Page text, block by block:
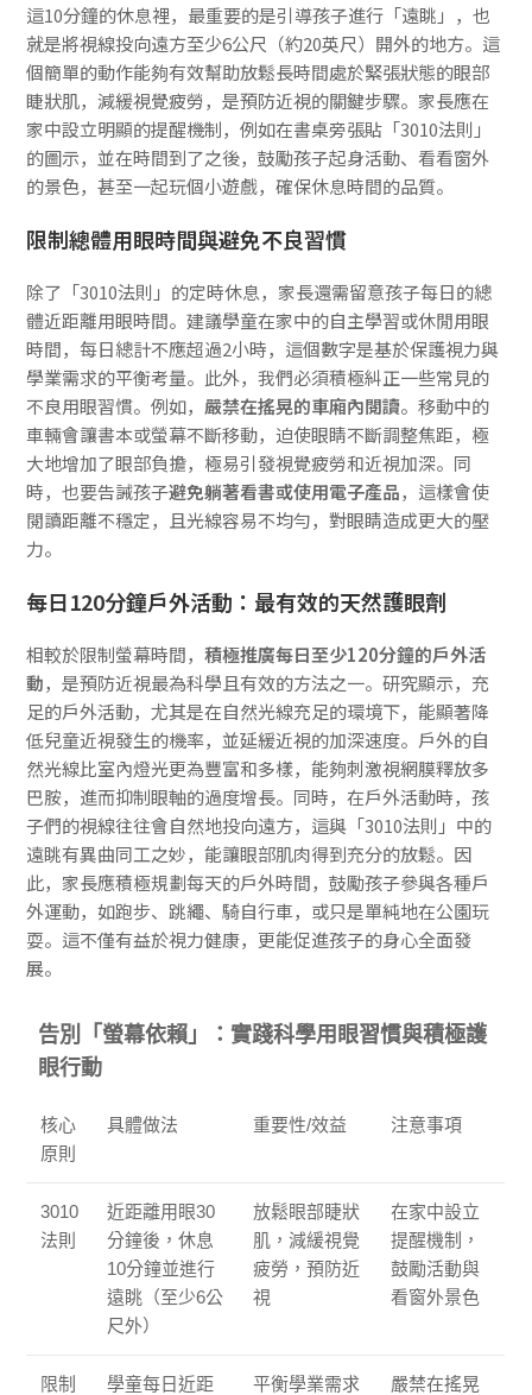
這10分鐘的休息裡，最重要的是引導孩子進行「遠眺」，也
就是將視線投向遠方至少6公尺（約20英尺）開外的地方。這
個簡單的動作能夠有效幫助放鬆長時間處於緊張狀態的眼部
睫狀肌，減緩視覺疲勞，是預防近視的關鍵步驟。家長應在
家中設立明顯的提醒機制，例如在書桌旁張貼「3010法則」
的圖示，並在時間到了之後，鼓勵孩子起身活動、看看窗外
的景色，甚至一起玩個小遊戲，確保休息時間的品質。
限制總體用眼時間與避免不良習慣
除了「3010法則」的定時休息，家長還需留意孩子每日的總
體近距離用眼時間。建議學童在家中的自主學習或休閒用眼
時間，每日總計不應超過2小時，這個數字是基於保護視力與
學業需求的平衡考量。此外，我們必須積極糾正一些常見的
不良用眼習慣。例如， 嚴禁在搖晃的車廂內閱讀。移動中的
車輛會讓書本或螢幕不斷移動，迫使眼睛不斷調整焦距，極
大地增加了眼部負擔，極易引發視覺疲勞和近視加深。同
時，也要告誡孩子避免躺著看書或使用電子產品，這樣會使
閱讀距離不穩定，且光線容易不均勻，對眼睛造成更大的壓
力。
每日120分鐘戶外活動：最有效的天然護眼劑
相較於限制螢幕時間，積極推廣每日至少120分鐘的戶外活
動，是預防近視最為科學且有效的方法之一。研究顯示，充
足的戶外活動，尤其是在自然光線充足的環境下，能顯著降
低兒童近視發生的機率，並延緩近視的加深速度。戶外的自
然光線比室內燈光更為豐富和多樣，能夠刺激視網膜釋放多
巴胺，進而抑制眼軸的過度增長。同時，在戶外活動時，孩
子們的視線往往會自然地投向遠方，這與「3010法則」中的
遠眺有異曲同工之妙，能讓眼部肌肉得到充分的放鬆。因
此，家長應積極規劃每天的戶外時間，鼓勵孩子參與各種戶
外運動，如跑步、跳繩、騎自行車，或只是單純地在公園玩
耍。這不僅有益於視力健康，更能促進孩子的身心全面發
展。
告別「螢幕依賴」：實踐科學用眼習慣與積極護
眼行動
核心
原則
具體做法 重要性/效益 注意事項
3010
法則
近距離用眼30
分鐘後，休息
10分鐘並進行
遠眺（至少6公
尺外）
放鬆眼部睫狀
肌，減緩視覺
疲勞，預防近
視
在家中設立
提醒機制，
鼓勵活動與
看窗外景色
限制
學童每日近距
平衡學業需求
嚴禁在搖晃